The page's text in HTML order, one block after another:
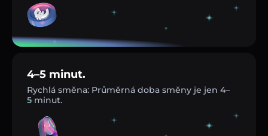
4–5 minut.
Rychlá směna: Průměrná doba směny je jen 4–
5 minut.